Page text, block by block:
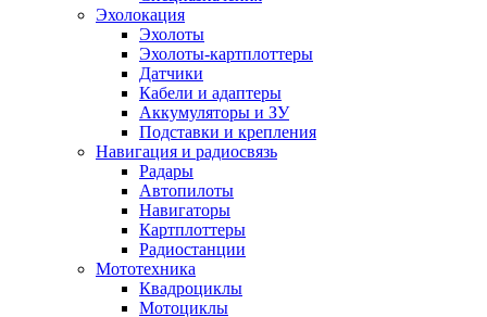
Эхолокация
Эхолоты
Эхолоты-картплоттеры
Датчики
Кабели и адаптеры
Аккумуляторы и ЗУ
Подставки и крепления
Навигация и радиосвязь
Радары
Автопилоты
Навигаторы
Картплоттеры
Радиостанции
Мототехника
Квадроциклы
Мотоциклы